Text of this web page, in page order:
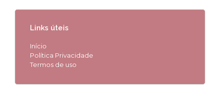
Links úteis
Início
Política Privacidade
Termos de uso